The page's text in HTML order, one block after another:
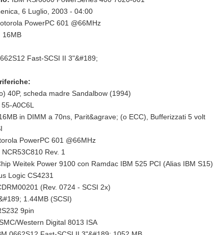
6 Luglio, 2003 - 04:00
PowerPC 601 @66MHz
16MB
Fast-SCSI II 3"&#189;
40P, scheda madre Sandalbow (1994)
A0C6L
in DIMM a 70ns, Parit&agrave; (o ECC), Bufferizzati 5 volt
PowerPC 601 @66MHz
Rev. 1
Weitek Power 9100 con Ramdac IBM 525 PCI (Alias IBM S15)
Logic CS4231
(Rev. 0724 - SCSI 2x)
1.44MB (SCSI)
9pin
Western Digital 8013 ISA